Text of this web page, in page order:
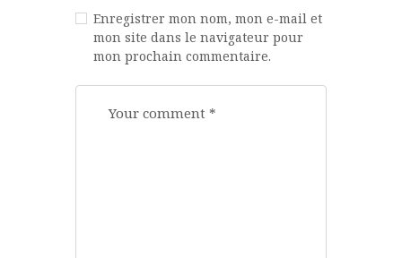
Enregistrer mon nom, mon e-mail et
mon site dans le navigateur pour
mon prochain commentaire.